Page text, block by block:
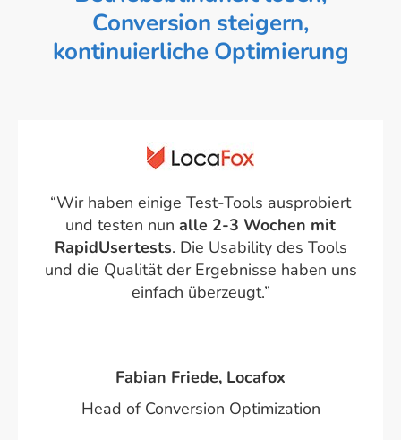
Conversion steigern,
kontinuierliche Optimierung
“Wir haben einige Test-Tools ausprobiert
und testen nun alle 2-3 Wochen mit
RapidUsertests. Die Usability des Tools
und die Qualität der Ergebnisse haben uns
einfach überzeugt.”
Fabian Friede, Locafox
Head of Conversion Optimization